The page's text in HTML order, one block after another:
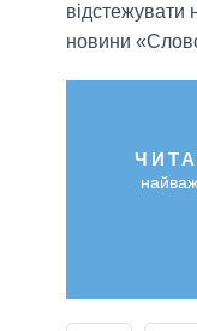
відстежувати
новини